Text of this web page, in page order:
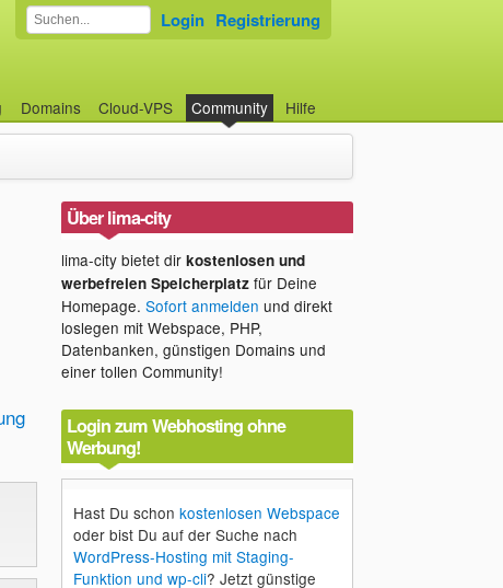
Domains Cloud-VPS Community Hilfe
Login Registrierung
Über lima-city
lima-city bietet dir kostenlosen und
werbefreien Speicherplatzfür Deine
Homepage. Sofort anmelden und direkt
loslegen mit Webspace, PHP,
Datenbanken, günstigen Domains und
einer tollen Community!
Login zum Webhosting ohne
Werbung!
Hast Du schon kostenlosen Webspace
oder bist Du auf der Suche nach
WordPress-Hosting mit Staging-
Funktion und wp-cli? Jetzt günstige